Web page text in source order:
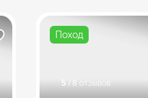
Поход
5 / 8 отзывов